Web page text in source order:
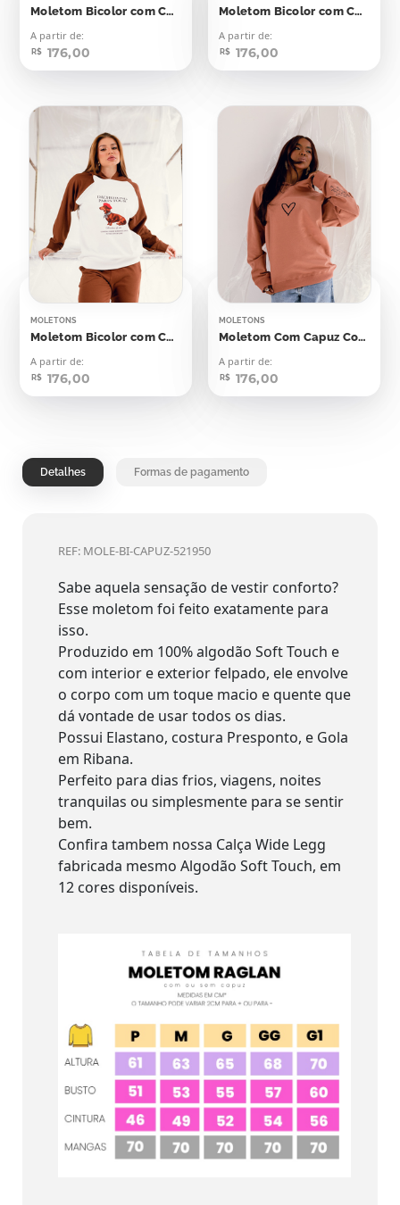
Moletom Bicolor com Capuz Seu Plano Plano de Deus
A partir de:
R$ 176,00
Moletom Bicolor com Capuz Freezin Season
A partir de:
R$ 176,00
MOLETONS
Moletom Bicolor com Capuz Dachshund Paris Tour
A partir de:
R$ 176,00
MOLETONS
Moletom Com Capuz Coração Breathe
A partir de:
R$ 176,00
Detalhes Formas de pagamento
REF: MOLE-BI-CAPUZ-521950
Sabe aquela sensação de vestir conforto?
Esse moletom foi feito exatamente para
isso.
Produzido em 100% algodão Soft Touch e
com interior e exterior felpado, ele envolve
o corpo com um toque macio e quente que
dá vontade de usar todos os dias.
Possui Elastano, costura Presponto, e Gola
em Ribana.
Perfeito para dias frios, viagens, noites
tranquilas ou simplesmente para se sentir
bem.
Confira tambem nossa Calça Wide Legg
fabricada mesmo Algodão Soft Touch, em
12 cores disponíveis.